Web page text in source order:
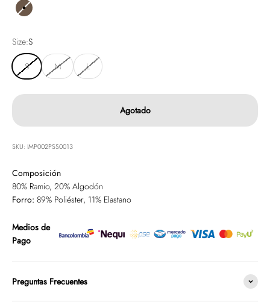
Cafe
Size:S
S M L
Agotado
SKU: IMP002PSS0013
Composición
80% Ramio, 20% Algodón
Forro: 89% Poliéster, 11% Elastano
Medios de
Pago
Preguntas Frecuentes